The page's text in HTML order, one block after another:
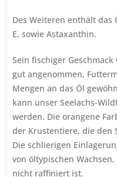
Des Weiteren enthält
E, sowie Astaxanthin.
Sein fischiger
gut angenommen,
Mengen an das Öl
kann unser Seelachs-
werden. Die orangene
der Krustentiere, die den
Die schlierigen
von öltypischen
nicht raffiniert ist.